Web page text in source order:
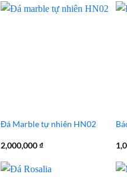
Đá Marble tự nhiên HN02
2,000,000₫